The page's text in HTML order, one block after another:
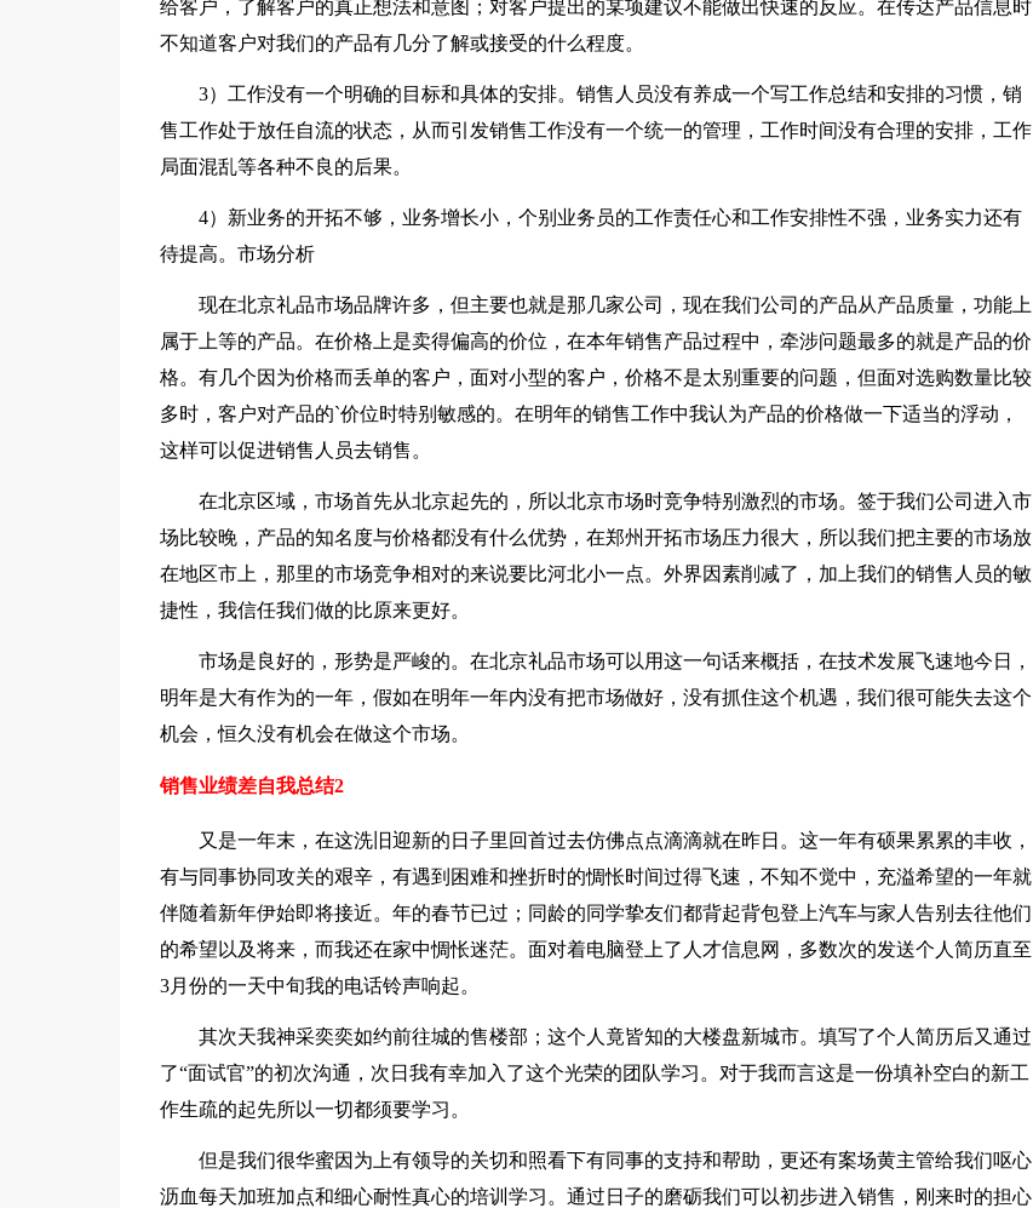
给客户，了解客户的真正想法和意图；对客户提出的某项建议不能做出快速的反应。在传达产品信息时
不知道客户对我们的产品有几分了解或接受的什么程度。
3）工作没有一个明确的目标和具体的安排。销售人员没有养成一个写工作总结和安排的习惯，销
售工作处于放任自流的状态，从而引发销售工作没有一个统一的管理，工作时间没有合理的安排，工作
局面混乱等各种不良的后果。
4）新业务的开拓不够，业务增长小，个别业务员的工作责任心和工作安排性不强，业务实力还有
待提高。市场分析
现在北京礼品市场品牌许多，但主要也就是那几家公司，现在我们公司的产品从产品质量，功能上
属于上等的产品。在价格上是卖得偏高的价位，在本年销售产品过程中，牵涉问题最多的就是产品的价
格。有几个因为价格而丢单的客户，面对小型的客户，价格不是太别重要的问题，但面对选购数量比较
多时，客户对产品的`价位时特别敏感的。在明年的销售工作中我认为产品的价格做一下适当的浮动，
这样可以促进销售人员去销售。
在北京区域，市场首先从北京起先的，所以北京市场时竞争特别激烈的市场。签于我们公司进入市
场比较晚，产品的知名度与价格都没有什么优势，在郑州开拓市场压力很大，所以我们把主要的市场放
在地区市上，那里的市场竞争相对的来说要比河北小一点。外界因素削减了，加上我们的销售人员的敏
捷性，我信任我们做的比原来更好。
市场是良好的，形势是严峻的。在北京礼品市场可以用这一句话来概括，在技术发展飞速地今日，
明年是大有作为的一年，假如在明年一年内没有把市场做好，没有抓住这个机遇，我们很可能失去这个
机会，恒久没有机会在做这个市场。
销售业绩差自我总结2
又是一年末，在这洗旧迎新的日子里回首过去仿佛点点滴滴就在昨日。这一年有硕果累累的丰收，
有与同事协同攻关的艰辛，有遇到困难和挫折时的惆怅时间过得飞速，不知不觉中，充溢希望的一年就
伴随着新年伊始即将接近。年的春节已过；同龄的同学挚友们都背起背包登上汽车与家人告别去往他们
的希望以及将来，而我还在家中惆怅迷茫。面对着电脑登上了人才信息网，多数次的发送个人简历直至
3月份的一天中旬我的电话铃声响起。
其次天我神采奕奕如约前往城的售楼部；这个人竟皆知的大楼盘新城市。填写了个人简历后又通过
了“面试官”的初次沟通，次日我有幸加入了这个光荣的团队学习。对于我而言这是一份填补空白的新工
作生疏的起先所以一切都须要学习。
但是我们很华蜜因为上有领导的关切和照看下有同事的支持和帮助，更还有案场黄主管给我们呕心
沥血每天加班加点和细心耐性真心的培训学习。通过日子的磨砺我们可以初步进入销售，刚来时的担心